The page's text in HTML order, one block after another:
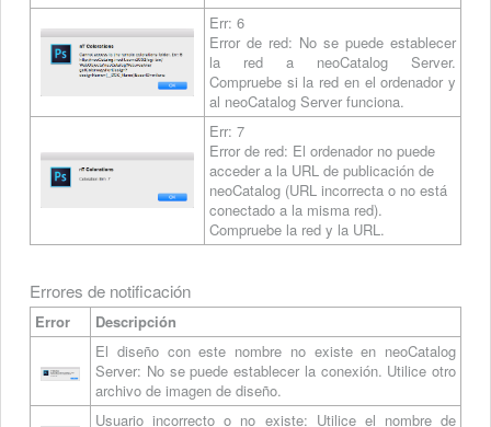
Err: 6
Error de red: No se puede establecer
la red a neoCatalog Server.
Compruebe si la red en el ordenador y
al neoCatalog Server funciona.
Err: 7
Error de red: El ordenador no puede
acceder a la URL de publicación de
neoCatalog (URL incorrecta o no está
conectado a la misma red).
Compruebe la red y la URL.
Errores de notificación
Error
Descripción
El diseño con este nombre no existe en neoCatalog
Server: No se puede establecer la conexión. Utilice otro
archivo de imagen de diseño.
Usuario incorrecto o no existe: Utilice el nombre de